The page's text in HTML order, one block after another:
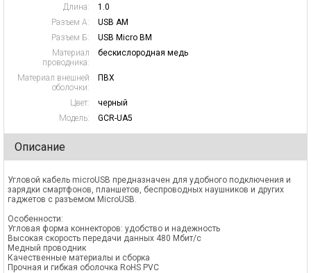
Длина:
1.0
Разъем А:
USB AM
Разъем Б:
USB Micro BM
Материал
проводника:
бескислородная медь
Материал внешней
оболочки:
ПВХ
Цвет:
черный
Модель:
GCR-UA5
Описание
Угловой кабель microUSB предназначен для удобного подключения и
зарядки смартфонов, планшетов, беспроводных наушников и других
гаджетов с разъемом MicroUSB.
Особенности:
Угловая форма коннекторов: удобство и надежность
Высокая скорость передачи данных 480 Мбит/c
Медный проводник
Качественные материалы и сборка
Прочная и гибкая оболочка RoHS PVC